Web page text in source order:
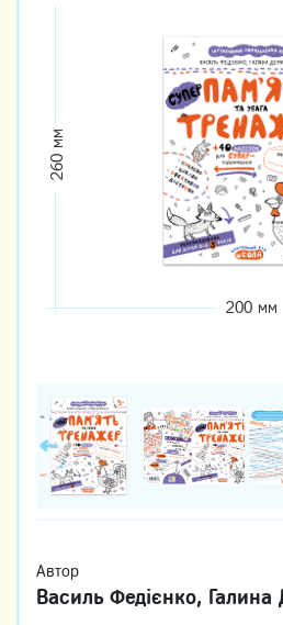
260 мм
200 мм
Автор
Василь Федієнко,